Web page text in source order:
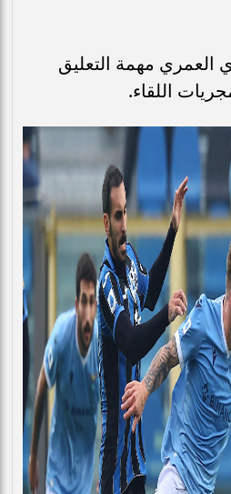
العمري مهمة التعليق
اللقاء.